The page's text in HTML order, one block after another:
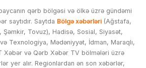
qərb bölgəsi və ölkə üzrə gündəmi
saytıdır. Saytda Bölgə xəbərləri (Ağstafa,
Şəmkir, Tovuz), Hadisə, Sosial, Siyasət,
Texnologiya, Mədəniyyət, İdman, Maraqlı,
Xəbər və Qərb Xəbər TV bölmələri üzrə
yer alır. Regionlardan ən son xəbərlər,